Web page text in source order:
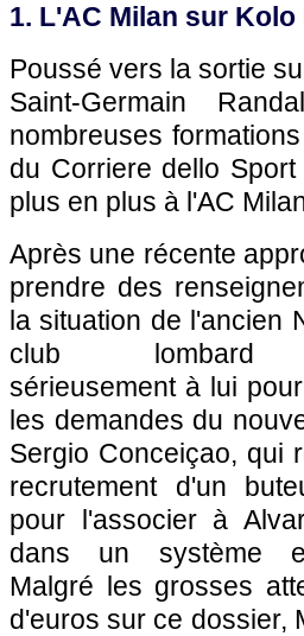
1. L'AC Milan sur
Poussé vers la sortie
Saint-Germain
nombreuses
du Corriere dello
plus en plus à l'AC
Après une récente
prendre des
la situation de l'ancien
club lombard
sérieusement à lui
les demandes du
Sergio Conceiçao, qui
recrutement d'un
pour l'associer à
dans un système
Malgré les grosses
d'euros sur ce dossier,